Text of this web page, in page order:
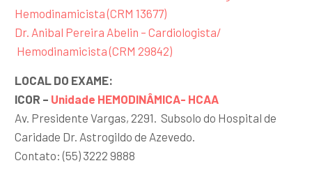
Hemodinamicista (CRM 13677)
Dr. Anibal Pereira Abelin – Cardiologista/
Hemodinamicista (CRM 29842)
LOCAL DO EXAME:
ICOR – Unidade HEMODINÂMICA- HCAA
Av. Presidente Vargas, 2291. Subsolo do Hospital de
Caridade Dr. Astrogildo de Azevedo.
Contato: (55) 3222 9888